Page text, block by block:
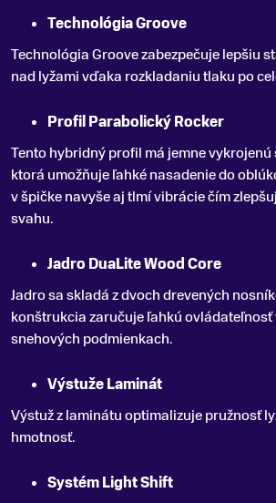
Technológia Groove
Technológia Groove zabezpečuje lepšiu
nad lyžami vďaka rozkladaniu tlaku po
Profil Parabolický Rocker
Tento hybridný profil má jemne vykrojenú
ktorá umožňuje ľahké nasadenie do
v špičke navyše aj tlmí vibrácie čím
svahu.
Jadro DuaLite Wood Core
Jadro sa skladá z dvoch drevených
konštrukcia zaručuje ľahkú ovládateľnosť
snehových podmienkach.
Výstuže Laminát
Výstuž z laminátu optimalizuje pružnosť
hmotnosť.
Systém Light Shift